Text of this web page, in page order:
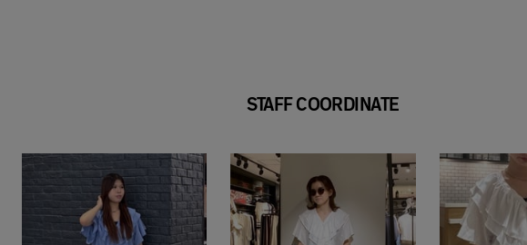
STAFF COORDINATE